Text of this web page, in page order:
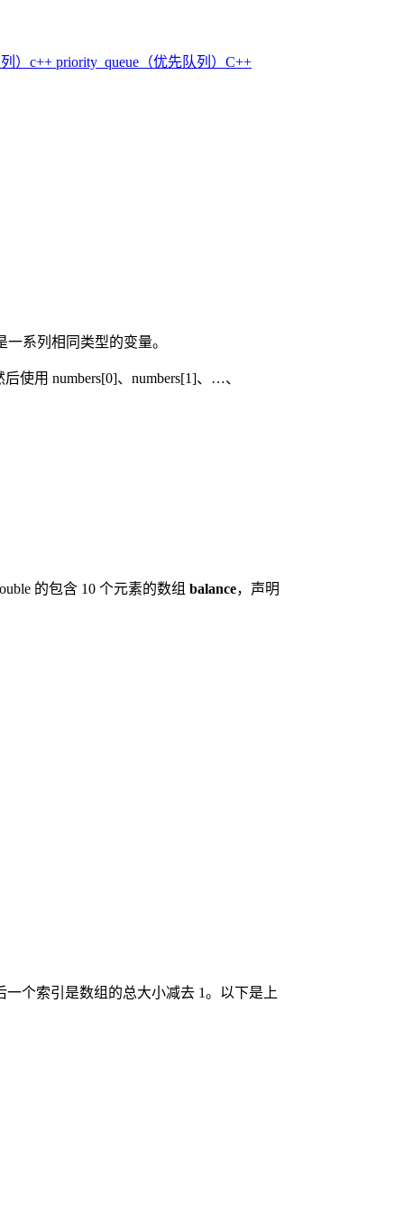
） c++ priority_queue（优先队列） C++
系列相同类型的变量。
使用 numbers[0]、numbers[1]、…、
的包含 10 个元素的数组 balance，声明
个索引是数组的总大小减去 1。以下是上